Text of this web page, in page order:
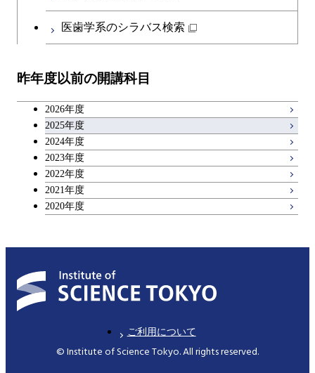
物質・情報卓越コース
人間医療科学技術コース
物質・情報卓越コース
物質・情報卓越コース
都市・環境学コース
エネルギーコース
エネルギー・情報コース
エンジニアリングデザイン
原子核工学コース
物質・情報卓越コース
社会・人間科学コース
イノベーション科学系
イノベーション科学コース
人間医療科学技術コース
技術経営専門職学位課程
開閉
技術経営専門職学位課程
専門科目
キャリア科目
医歯学系のシラバス検索
昨年度以前の開講科目
2026年度
2025年度
2024年度
2023年度
2022年度
2021年度
2020年度
ご利用について
© Institute of Science Tokyo. All rights reserved.